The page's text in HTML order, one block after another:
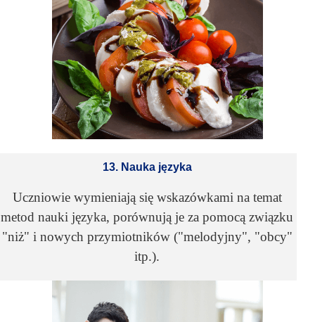
13. Nauka języka
Uczniowie wymieniają się wskazówkami na temat
metod nauki języka, porównują je za pomocą związku
"niż" i nowych przymiotników ("melodyjny", "obcy"
itp.).